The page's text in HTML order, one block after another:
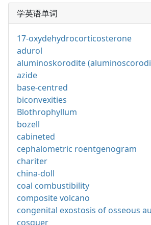
学英语单词
17-oxydehydrocorticosterone
adurol
aluminoskorodite
azide
base-centred
biconvexities
Blothrophyllum
bozell
cabineted
cephalometric roentgenogram
chariter
china-doll
coal combustibility
composite volcano
congenital exostosis of osseous
cosquer